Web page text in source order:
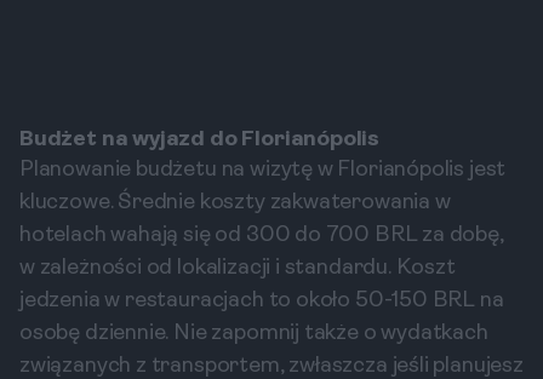
Budżet na wyjazd do Florianópolis
Planowanie budżetu na wizytę w Florianópolis jest
kluczowe. Średnie koszty zakwaterowania w
hotelach wahają się od 300 do 700 BRL za dobę,
w zależności od lokalizacji i standardu. Koszt
jedzenia w restauracjach to około 50-150 BRL na
osobę dziennie. Nie zapomnij także o wydatkach
związanych z transportem, zwłaszcza jeśli planujesz